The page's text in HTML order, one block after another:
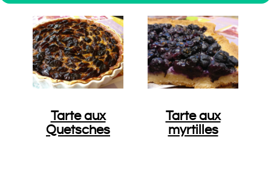
Tarte aux
Quetsches
Tarte aux
myrtilles